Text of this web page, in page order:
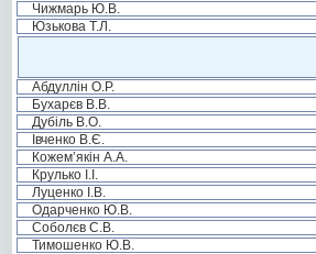
Чижмарь Ю.В.
Юзькова Т.Л.
Абдуллін О.Р.
Бухарєв В.В.
Дубіль В.О.
Івченко В.Є.
Кожем’якін А.А.
Крулько І.І.
Луценко І.В.
Одарченко Ю.В.
Соболєв С.В.
Тимошенко Ю.В.